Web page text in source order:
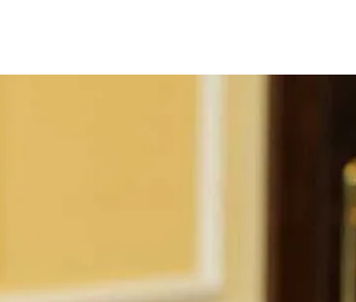
ТЕХНОЛОГИИ
ДА!НА
ДА! НА